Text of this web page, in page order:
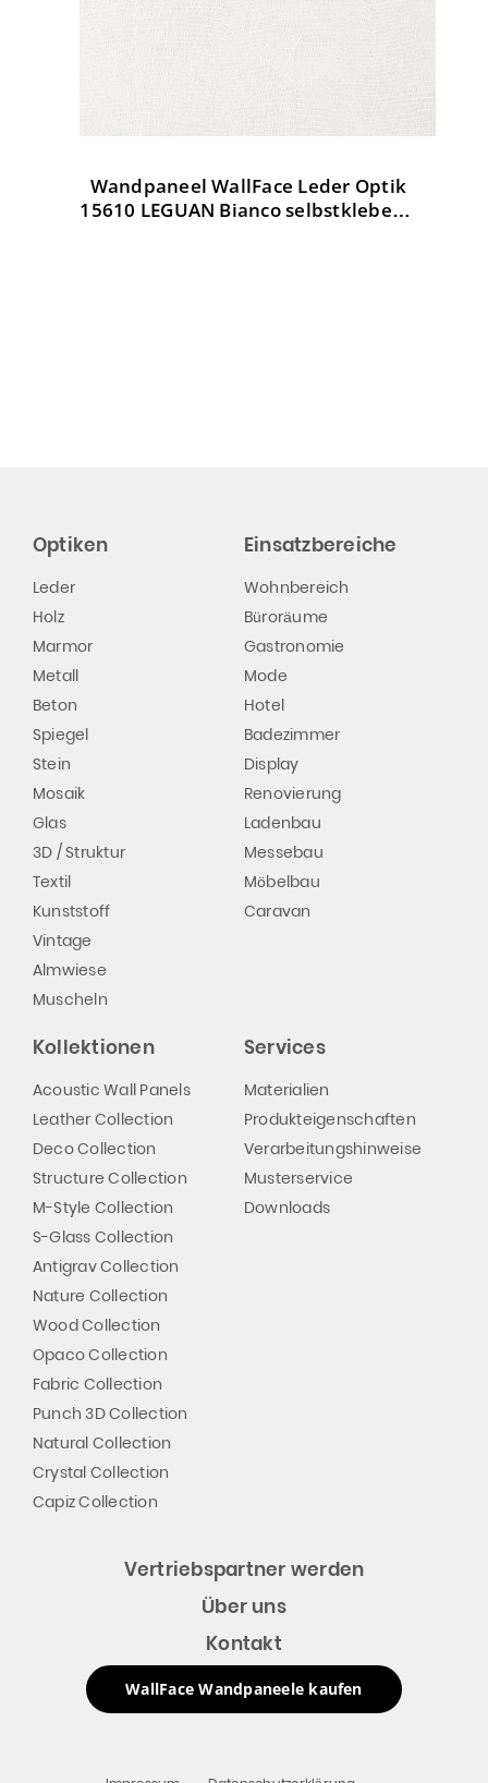
Wandpaneel WallFace Leder Optik
15610 LEGUAN Bianco selbstklebend
Optiken
Leder
Holz
Marmor
Metall
Beton
Spiegel
Stein
Mosaik
Glas
3D / Struktur
Textil
Kunststoff
Vintage
Almwiese
Muscheln
Einsatzbereiche
Wohnbereich
Büroräume
Gastronomie
Mode
Hotel
Badezimmer
Display
Renovierung
Ladenbau
Messebau
Möbelbau
Caravan
Kollektionen
Acoustic Wall Panels
Leather Collection
Deco Collection
Structure Collection
M-Style Collection
S-Glass Collection
Antigrav Collection
Nature Collection
Wood Collection
Opaco Collection
Fabric Collection
Punch 3D Collection
Natural Collection
Crystal Collection
Capiz Collection
Services
Materialien
Produkteigenschaften
Verarbeitungshinweise
Musterservice
Downloads
Vertriebspartner werden
Über uns
Kontakt
WallFace Wandpaneele kaufen